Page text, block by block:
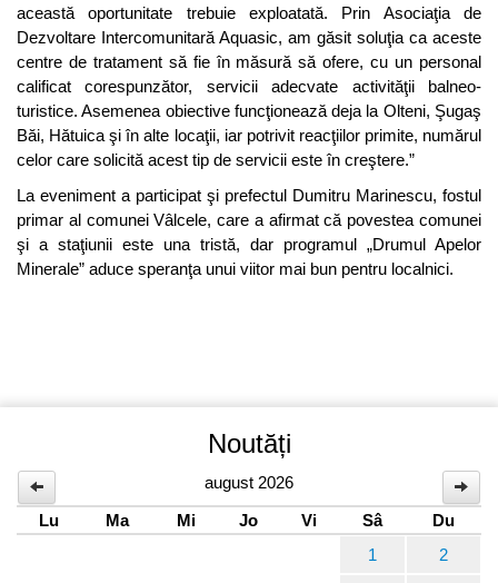
această oportunitate trebuie exploatată. Prin Asociaţia de
Dezvoltare Intercomunitară Aquasic, am găsit soluţia ca aceste
centre de tratament să fie în măsură să ofere, cu un personal
calificat corespunzător, servicii adecvate activităţii balneo-
turistice. Asemenea obiective funcţionează deja la Olteni, Şugaş
Băi, Hătuica şi în alte locaţii, iar potrivit reacţiilor primite, numărul
celor care solicită acest tip de servicii este în creştere.”
La eveniment a participat şi prefectul Dumitru Marinescu, fostul
primar al comunei Vâlcele, care a afirmat că povestea comunei
şi a staţiunii este una tristă, dar programul „Drumul Apelor
Minerale” aduce speranţa unui viitor mai bun pentru localnici.
Noutăți
august 2026
Lu
Ma Mi Jo Vi Sâ
Du
1
2